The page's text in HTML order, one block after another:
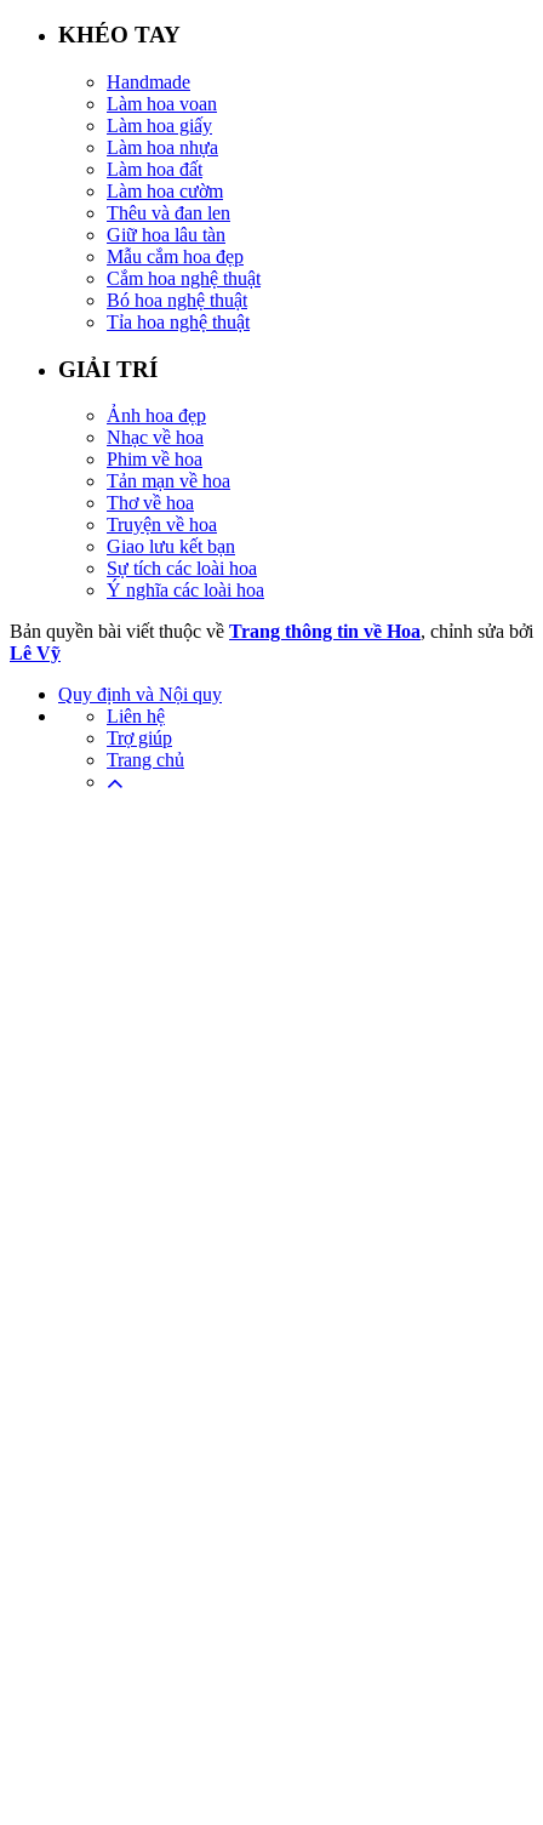
KHÉO TAY
Handmade
Làm hoa voan
Làm hoa giấy
Làm hoa nhựa
Làm hoa đất
Làm hoa cườm
Thêu và đan len
Giữ hoa lâu tàn
Mẫu cắm hoa đẹp
Cắm hoa nghệ thuật
Bó hoa nghệ thuật
Tỉa hoa nghệ thuật
GIẢI TRÍ
Ảnh hoa đẹp
Nhạc về hoa
Phim về hoa
Tản mạn về hoa
Thơ về hoa
Truyện về hoa
Giao lưu kết bạn
Sự tích các loài hoa
Ý nghĩa các loài hoa
Bản quyền bài viết thuộc về Trang thông tin về Hoa, chỉnh sửa bởi
Lê Vỹ
Quy định và Nội quy
Liên hệ
Trợ giúp
Trang chủ